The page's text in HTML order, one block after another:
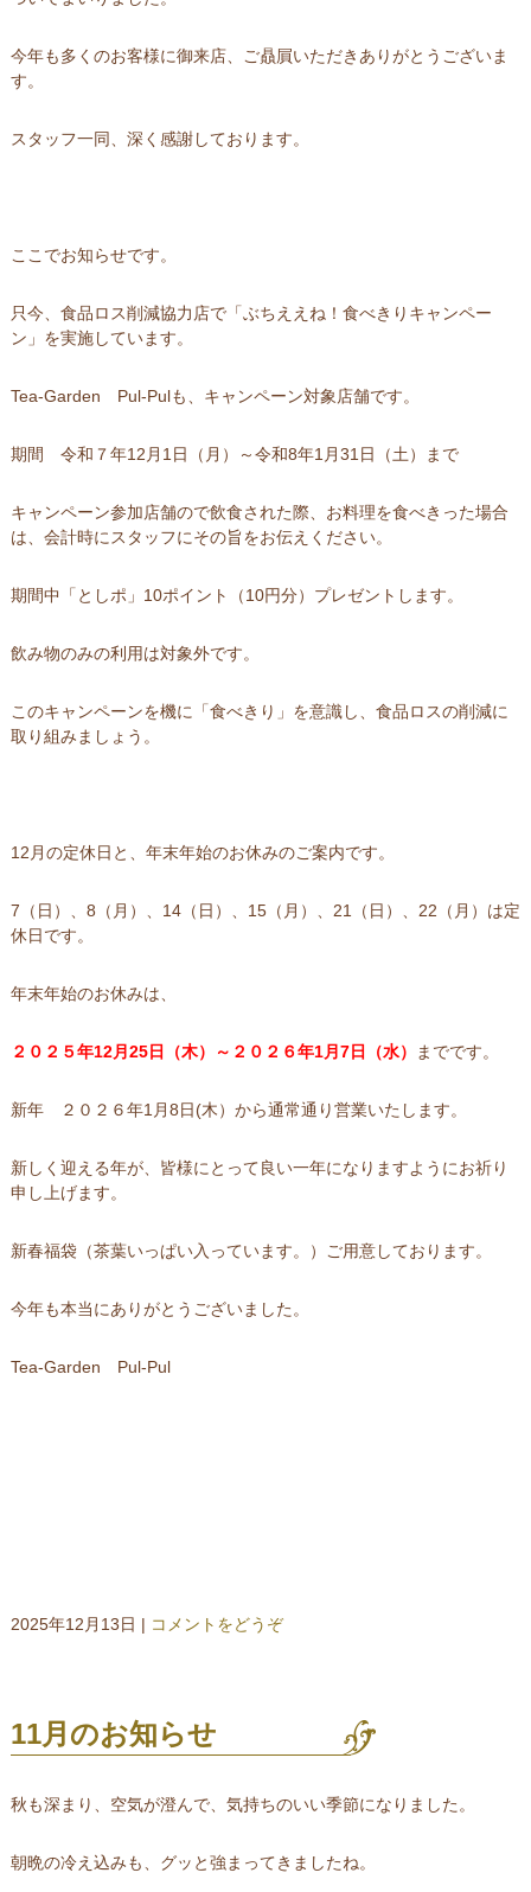
今年も多くのお客様に御来店、ご贔屓いただきありがとうございま
す。
スタッフ一同、深く感謝しております。
ここでお知らせです。
只今、食品ロス削減協力店で「ぶちええね！食べきりキャンペー
ン」を実施しています。
Tea-Garden Pul-Pulも、キャンペーン対象店舗です。
期間 令和７年12月1日（月）～令和8年1月31日（土）まで
キャンペーン参加店舗ので飲食された際、お料理を食べきった場合
は、会計時にスタッフにその旨をお伝えください。
期間中「としポ」10ポイント（10円分）プレゼントします。
飲み物のみの利用は対象外です。
このキャンペーンを機に「食べきり」を意識し、食品ロスの削減に
取り組みましょう。
12月の定休日と、年末年始のお休みのご案内です。
7（日）、8（月）、14（日）、15（月）、21（日）、22（月）は定
休日です。
年末年始のお休みは、
２０２５年12月25日（木）～２０２６年1月7日（水） までです。
新年 ２０２６年1月8日(木）から通常通り営業いたします。
新しく迎える年が、皆様にとって良い一年になりますようにお祈り
申し上げます。
新春福袋（茶葉いっぱい入っています。）ご用意しております。
今年も本当にありがとうございました。
Tea-Garden Pul-Pul
2025年12月13日 | コメントをどうぞ
11月のお知らせ
秋も深まり、空気が澄んで、気持ちのいい季節になりました。
朝晩の冷え込みも、グッと強まってきましたね。